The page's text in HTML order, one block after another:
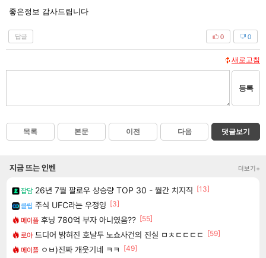
좋은정보 감사드립니다
답글 0
0
새로고침
등록
목록 본문 이전 다음 댓글보기
지금 뜨는 인벤 더보기+
잡담 26년 7월 팔로우 상승량 TOP 30 - 월간 치지직 [13]
클립 주식 UFC라는 우정잉 [3]
메이플 후닝 780억 부자 아니였음?? [55]
로아 드디어 밝혀진 호날두 노쇼사건의 진실 ㅁㅊㄷㄷㄷㄷ
[59]
메이플 ㅇㅂ)진짜 개웃기네 ㅋㅋ [49]